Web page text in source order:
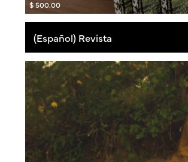
$ 500.00
(Español) Revista